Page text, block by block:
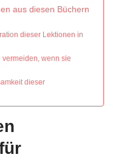
aus diesen Büchern
dieser Lektionen in
wenn sie
dieser